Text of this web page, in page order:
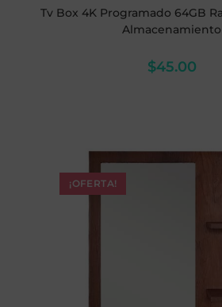
Tv Box 4K Programado 64GB
Almacenamiento
$45.00
¡OFERTA!